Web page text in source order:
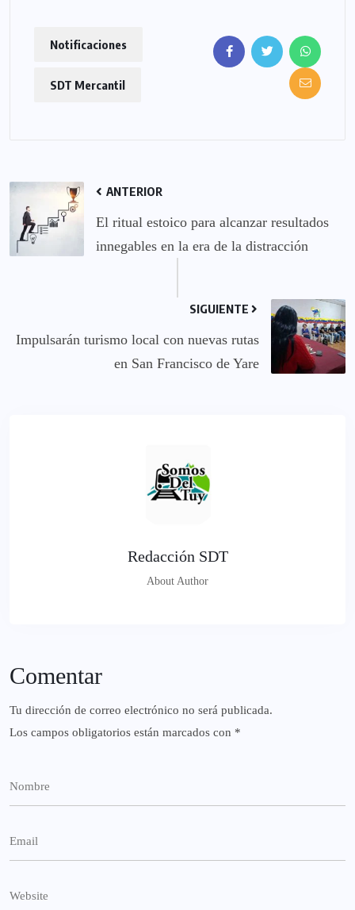
Notificaciones
SDT Mercantil
ANTERIOR
El ritual estoico para alcanzar resultados
innegables en la era de la distracción
SIGUIENTE
Impulsarán turismo local con nuevas rutas
en San Francisco de Yare
Redacción SDT
About Author
Comentar
Tu dirección de correo electrónico no será publicada.
Los campos obligatorios están marcados con *